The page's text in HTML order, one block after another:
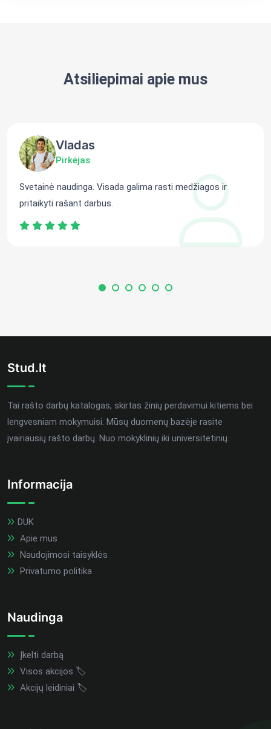
Atsiliepimai apie mus
Vladas
Pirkėjas
Svetainė naudinga. Visada galima rasti medžiagos ir
pritaikyti rašant darbus.
Stud.lt
Tai rašto darbų katalogas, skirtas žinių perdavimui kitiems bei
lengvesniam mokymuisi. Mūsų duomenų bazėje rasite
įvairiausių rašto darbų. Nuo mokyklinių iki universitetinių.
Informacija
DUK
Apie mus
Naudojimosi taisyklės
Privatumo politika
Naudinga
Įkelti darbą
Visos akcijos 🏷️
Akcijų leidiniai 🏷️